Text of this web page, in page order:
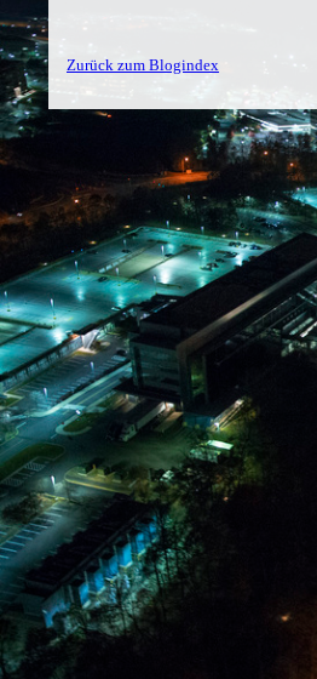
Zurück zum Blogindex